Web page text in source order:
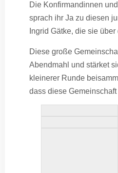
Die Konfirmandinnen
sprach ihr Ja zu diesen
Ingrid Gätke, die sie
Diese große
Abendmahl und stärket
kleinerer Runde
dass diese